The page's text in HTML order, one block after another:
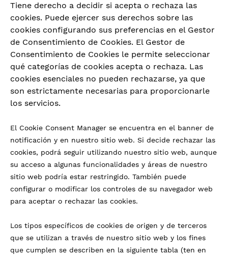
Tiene derecho a decidir si acepta o rechaza las
cookies. Puede ejercer sus derechos sobre las
cookies configurando sus preferencias en el Gestor
de Consentimiento de Cookies. El Gestor de
Consentimiento de Cookies le permite seleccionar
qué categorías de cookies acepta o rechaza. Las
cookies esenciales no pueden rechazarse, ya que
son estrictamente necesarias para proporcionarle
los servicios.
El Cookie Consent Manager se encuentra en el banner de
notificación y en nuestro sitio web. Si decide rechazar las
cookies, podrá seguir utilizando nuestro sitio web, aunque
su acceso a algunas funcionalidades y áreas de nuestro
sitio web podría estar restringido. También puede
configurar o modificar los controles de su navegador web
para aceptar o rechazar las cookies.
Los tipos específicos de cookies de origen y de terceros
que se utilizan a través de nuestro sitio web y los fines
que cumplen se describen en la siguiente tabla (ten en